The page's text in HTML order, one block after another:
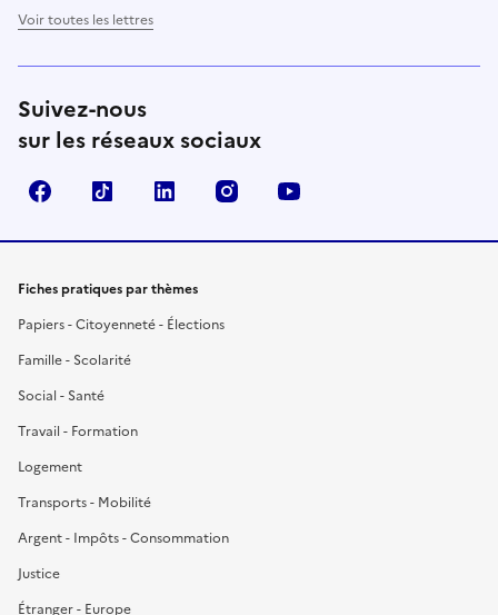
Voir toutes les lettres
Suivez-nous
sur les réseaux sociaux
FacebookTikTok LinkedIn Instagram
Fiches pratiques par thèmes
Papiers - Citoyenneté - Élections
Famille - Scolarité
Social - Santé
Travail - Formation
Logement
Transports - Mobilité
Argent - Impôts - Consommation
Justice
Étranger - Europe